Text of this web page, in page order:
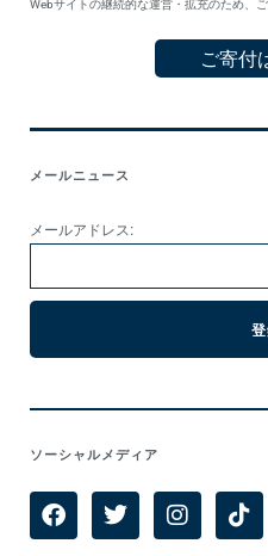
Webサイトの継続的な運営・拡充のため、
ご寄付
メールニュース
メールアドレス:
ソーシャルメディア